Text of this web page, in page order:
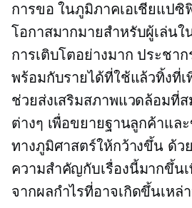
การขอในภูมิภาคเอเชียแปซิ
โอกาสมากมายสำหรับผู้เล่นใ
การเติบโตอย่างมาก ประชา
พร้อมกับรายได้ที่ใช้แล้วทิ้งที่
ช่วยส่งเสริมสภาพแวดล้อมที่
ต่างๆ เพื่อขยายฐานลูกค้าแล
ทางภูมิศาสตร์ให้กว้างขึ้น ด้ว
ความสำคัญกับเรื่องนี้มากขึ้น
จากผลกำไรที่อาจเกิดขึ้นเหล่